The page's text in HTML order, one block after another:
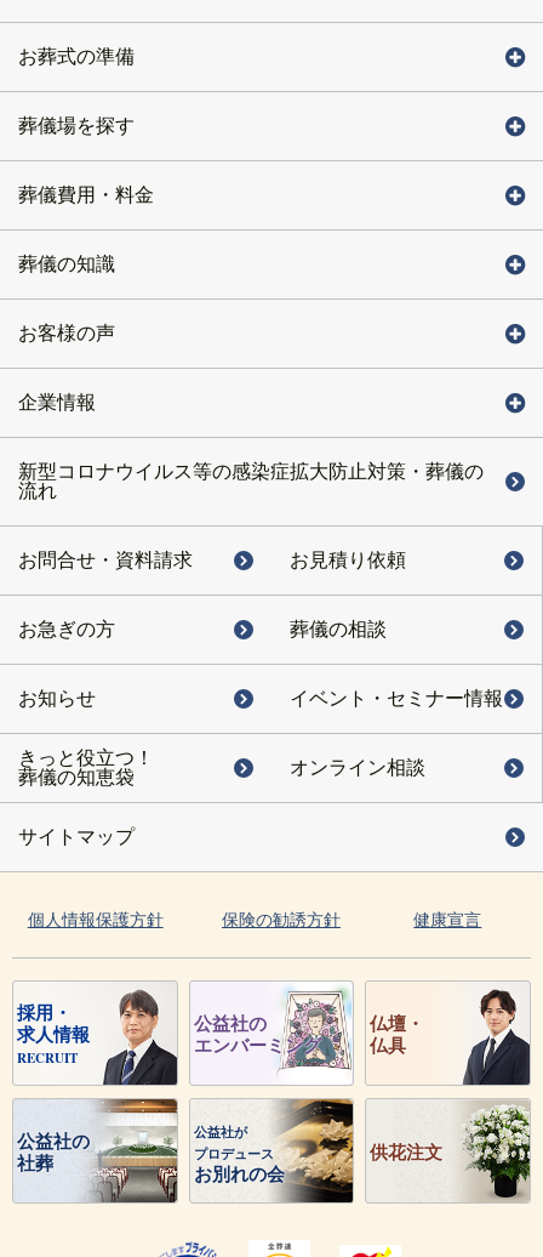
お葬式の準備
葬儀場を探す
葬儀費用・料金
葬儀の知識
お客様の声
企業情報
新型コロナウイルス等の感染症拡大防止対策・葬儀の
流れ
お問合せ・ 資料請求 お見積り依頼
お急ぎの方 葬儀の相談
お知らせ イベント・ セミナー情報
きっと役立つ！
葬儀の知恵袋
オンライン相談
サイトマップ
個人情報保護方針 保険の勧誘方針 健康宣言
採用・
求人情報
RECRUIT
公益社の
エンバーミング
仏壇・
仏具
公益社の
社葬
公益社が
プロデュース
お別れの会
供花注文